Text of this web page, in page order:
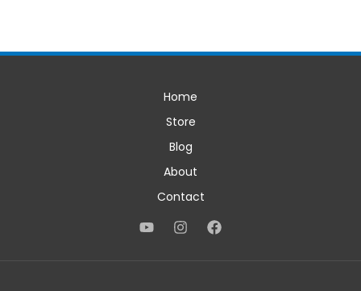
Home
Store
Blog
About
Contact